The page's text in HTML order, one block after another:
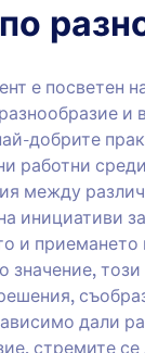
е посветен
и
добрите
работни
между
инициативи
и приемането
значение,
дали
стремите